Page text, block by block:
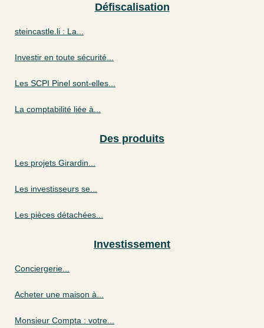
Défiscalisation
steincastle.li : La...
Investir en toute sécurité...
Les SCPI Pinel sont-elles...
La comptabilité liée à...
Des produits
Les projets Girardin...
Les investisseurs se...
Les pièces détachées...
Investissement
Conciergerie...
Acheter une maison à...
Monsieur Compta : votre...